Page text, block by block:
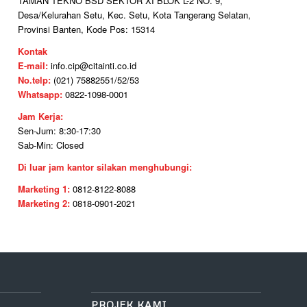
Desa/Kelurahan Setu, Kec. Setu, Kota Tangerang Selatan,
Provinsi Banten, Kode Pos: 15314
Kontak
E-mail: info.cip@citainti.co.id
No.telp: (021) 75882551/52/53
Whatsapp:0822-1098-0001
Jam Kerja:
Sen-Jum: 8:30-17:30
Sab-Min: Closed
Di luar jam kantor silakan menghubungi:
Marketing 1: 0812-8122-8088
Marketing 2: 0818-0901-2021